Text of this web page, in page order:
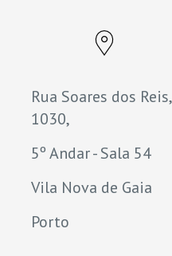
Rua Soares dos Reis,
1030,
5º Andar - Sala 54
Vila Nova de Gaia
Porto